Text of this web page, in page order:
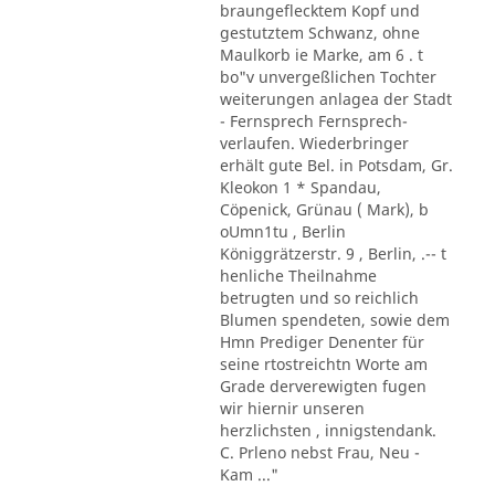
braungeflecktem Kopf und
gestutztem Schwanz, ohne
Maulkorb ie Marke, am 6 . t
bo"v unvergeßlichen Tochter
weiterungen anlagea der Stadt
- Fernsprech Fernsprech-
verlaufen. Wiederbringer
erhält gute Bel. in Potsdam, Gr.
Kleokon 1 * Spandau,
Cöpenick, Grünau ( Mark), b
oUmn1tu , Berlin
Königgrätzerstr. 9 , Berlin, .-- t
henliche Theilnahme
betrugten und so reichlich
Blumen spendeten, sowie dem
Hmn Prediger Denenter für
seine rtostreichtn Worte am
Grade derverewigten fugen
wir hiernir unseren
herzlichsten , innigstendank.
C. Prleno nebst Frau, Neu -
Kam ..."